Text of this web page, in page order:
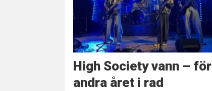
High Society vann – för
andra året i rad